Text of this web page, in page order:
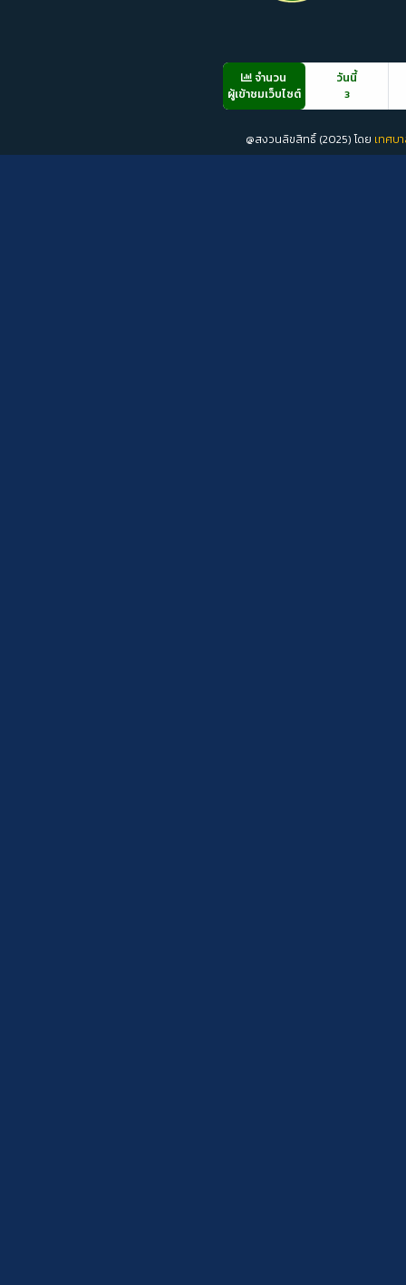
จำนวน
ผู้เข้าชมเว็บไซต์
วันนี้
3
@สงวนลิขสิทธิ์ (2025) โดย เทศบ